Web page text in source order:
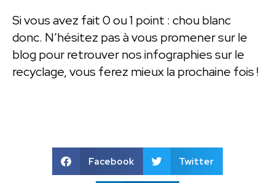
Si vous avez fait 0 ou 1 point : chou blanc
donc. N’hésitez pas à vous promener sur le
blog pour retrouver nos infographies sur le
recyclage, vous ferez mieux la prochaine fois !
Facebook Twitter